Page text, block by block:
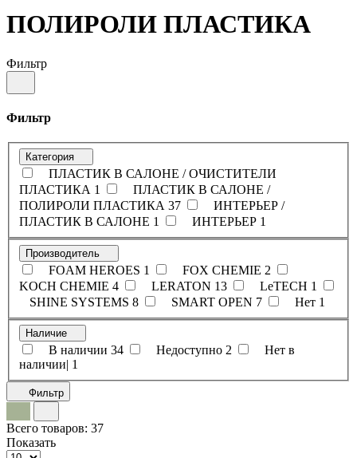
ПОЛИРОЛИ ПЛАСТИКА
Фильтр
Фильтр
Категория
ПЛАСТИК В САЛОНЕ / ОЧИСТИТЕЛИ
ПЛАСТИКА 1
ПЛАСТИК В САЛОНЕ /
ПОЛИРОЛИ ПЛАСТИКА 37
ИНТЕРЬЕР /
ПЛАСТИК В САЛОНЕ 1 ИНТЕРЬЕР 1
Производитель
FOAM HEROES 1 FOX CHEMIE 2
KOCH CHEMIE 4 LERATON 13 LeTECH 1
SHINE SYSTEMS 8 SMART OPEN 7 Нет 1
Наличие
В наличии 34 Недоступно 2
Нет в
наличии| 1
Фильтр
Всего товаров: 37
Показать